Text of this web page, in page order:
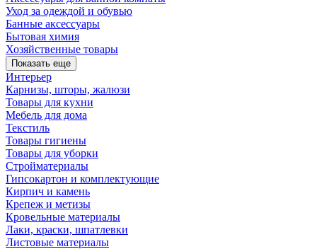
Уход за одеждой и обувью
Банные аксессуары
Бытовая химия
Хозяйственные товары
Показать еще
Интерьер
Карнизы, шторы, жалюзи
Товары для кухни
Мебель для дома
Текстиль
Товары гигиены
Товары для уборки
Стройматериалы
Гипсокартон и комплектующие
Кирпич и камень
Крепеж и метизы
Кровельные материалы
Лаки, краски, шпатлевки
Листовые материалы